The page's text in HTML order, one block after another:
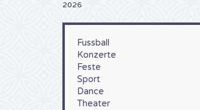
2026
Fussball
Konzerte
Feste
Sport
Dance
Theater